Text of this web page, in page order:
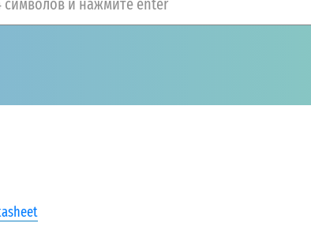
символов и нажмите enter